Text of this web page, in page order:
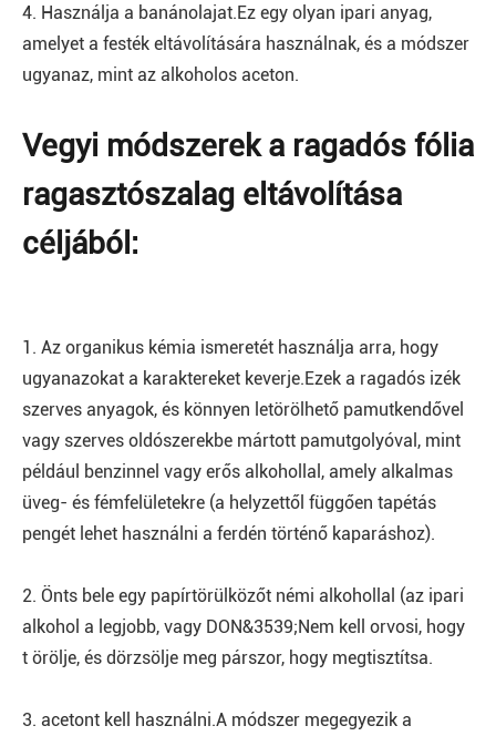
4. Használja a banánolajat.Ez egy olyan ipari anyag,
amelyet a festék eltávolítására használnak, és a módszer
ugyanaz, mint az alkoholos aceton.
Vegyi módszerek a ragadós fólia
ragasztószalag eltávolítása
céljából:
1. Az organikus kémia ismeretét használja arra, hogy
ugyanazokat a karaktereket keverje.Ezek a ragadós izék
szerves anyagok, és könnyen letörölhető pamutkendővel
vagy szerves oldószerekbe mártott pamutgolyóval, mint
például benzinnel vagy erős alkohollal, amely alkalmas
üveg- és fémfelületekre (a helyzettől függően tapétás
pengét lehet használni a ferdén történő kaparáshoz).
2. Önts bele egy papírtörülközőt némi alkohollal (az ipari
alkohol a legjobb, vagy DON&3539;Nem kell orvosi, hogy
t örölje, és dörzsölje meg párszor, hogy megtisztítsa.
3. acetont kell használni.A módszer megegyezik a